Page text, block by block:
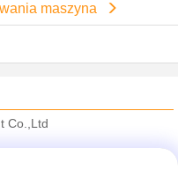
maszyna
Co.,Ltd